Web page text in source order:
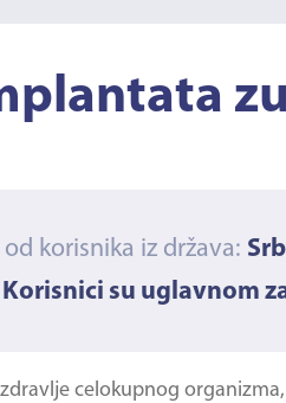
korisnika iz država:
Korisnici su uglavnom
celokupnog